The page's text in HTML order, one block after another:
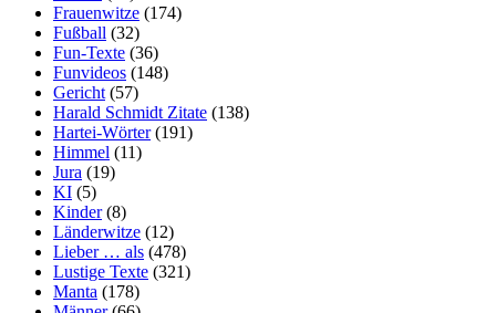
Frauenwitze (174)
Fußball (32)
Fun-Texte (36)
Funvideos (148)
Gericht (57)
Harald Schmidt Zitate (138)
Hartei-Wörter(191)
Himmel (11)
Jura (19)
KI (5)
Kinder(8)
Länderwitze (12)
Lieber … als (478)
Lustige Texte (321)
Manta (178)